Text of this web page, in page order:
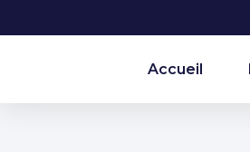
Accueil